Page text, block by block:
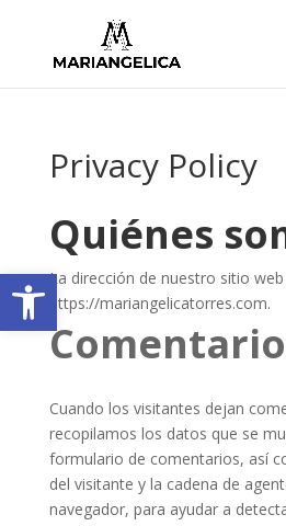
Abrir barra de herramientas
Privacy Policy
Quiénes
La dirección de nuestro sitio web
https://mariangelicatorres.com.
Cuando los visitantes dejan
recopilamos los datos que se
formulario de comentarios, así
del visitante y la cadena de
navegador, para ayudar a